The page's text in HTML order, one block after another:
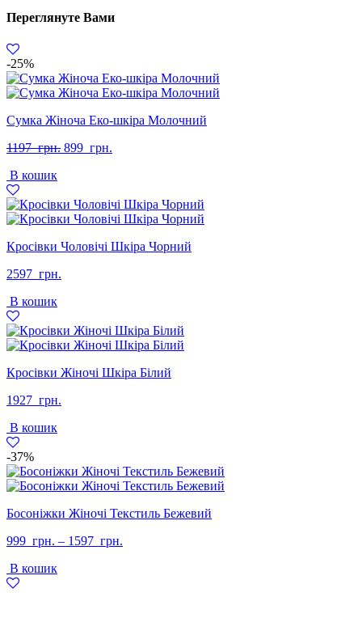
Переглянуте Вами
-25%
Сумка Жіноча Еко-шкіра Молочний
1197 грн. Оригінальна
899 грн.
В кошик
Кросівки Чоловічі Шкіра Чорний
2597 грн.
В кошик
Кросівки Жіночі Шкіра Білий
1927 грн.
В кошик
-37%
Босоніжки Жіночі Текстиль Бежевий
999 грн. – 1597 грн.
В кошик